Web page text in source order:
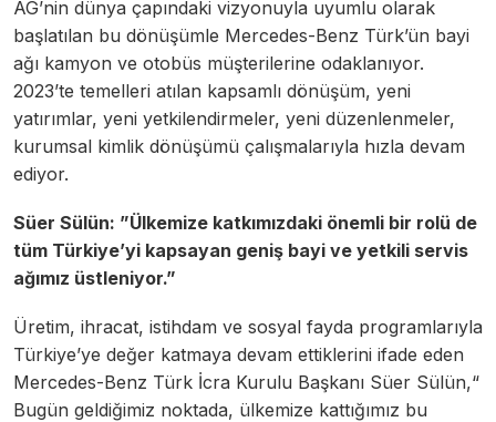
AG’nin dünya çapındaki vizyonuyla uyumlu olarak
başlatılan bu dönüşümle Mercedes-Benz Türk’ün bayi
ağı kamyon ve otobüs müşterilerine odaklanıyor.
2023’te temelleri atılan kapsamlı dönüşüm, yeni
yatırımlar, yeni yetkilendirmeler, yeni düzenlenmeler,
kurumsal kimlik dönüşümü çalışmalarıyla hızla devam
ediyor.
Süer Sülün: ”Ülkemize katkımızdaki önemli bir rolü de
tüm Türkiye’yi kapsayan geniş bayi ve yetkili servis
ağımız üstleniyor.”
Üretim, ihracat, istihdam ve sosyal fayda programlarıyla
Türkiye’ye değer katmaya devam ettiklerini ifade eden
Mercedes-Benz Türk İcra Kurulu Başkanı Süer Sülün,“
Bugün geldiğimiz noktada, ülkemize kattığımız bu